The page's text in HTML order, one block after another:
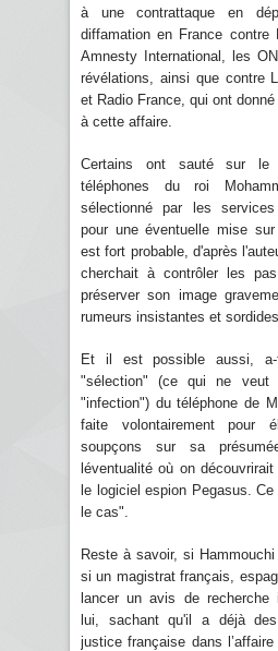
à une contrattaque en
diffamation en France contre
Amnesty International, les
révélations, ainsi que contre
et Radio France, qui ont
à cette affaire.
Certains ont sauté sur le
téléphones du roi
sélectionné par les
pour une éventuelle mise
est fort probable, d'après
cherchait à contrôler les
préserver son image
rumeurs insistantes et
Et il est possible aussi,
"sélection" (ce qui ne veut
"infection") du téléphone de
faite volontairement pour
soupçons sur sa
léventualité où on
le logiciel espion Pegasus.
le cas".
Reste à savoir, si
si un magistrat français,
lancer un avis de recherche
lui, sachant qu'il a déjà
justice française dans